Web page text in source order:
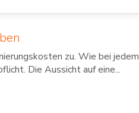
zu. Wie bei jedem
Die Aussicht auf eine...